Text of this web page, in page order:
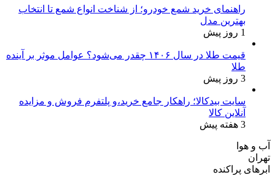
راهنمای خرید شمع خودرو؛ از شناخت انواع شمع تا انتخاب
بهترین مدل
1 روز پیش
قیمت طلا در سال ۱۴۰۶ چقدر می‌شود؟ عوامل موثر بر آینده
طلا
3 روز پیش
سایت بیدکالا؛ راهکار جامع خرید،و پلتفرم فروش و مزایده
آنلاین کالا
3 هفته پیش
آب و هوا
تهران
ابرهای پراکنده